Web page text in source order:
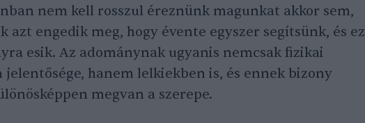
nem kell rosszul éreznünk magunkat akkor sem,
azt engedik meg, hogy évente egyszer segítsünk, és ez
esik. Az adománynak ugyanis nemcsak fizikai
hanem lelkiekben is, és ennek bizony
megvan a szerepe.